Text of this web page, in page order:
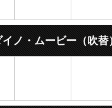
ノ・ムービー（吹替